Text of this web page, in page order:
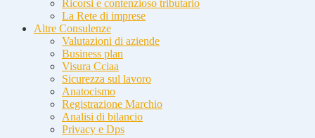
Ricorsi e contenzioso tributario
La Rete di imprese
Altre Consulenze
Valutazioni di aziende
Business plan
Visura Cciaa
Sicurezza sul lavoro
Anatocismo
Registrazione Marchio
Analisi di bilancio
Privacy e Dps